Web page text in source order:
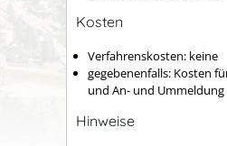
Kosten
Verfahrenskosten: keine
gegebenenfalls: Kosten
und An- und Ummeldung
Hinweise